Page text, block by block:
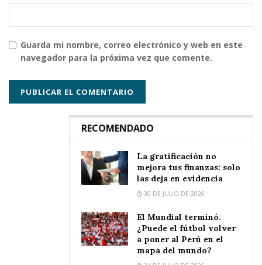
Guarda mi nombre, correo electrónico y web en este
navegador para la próxima vez que comente.
RECOMENDADO
La gratificación no
mejora tus finanzas: solo
las deja en evidencia
30 DE JULIO DE 2026
El Mundial terminó.
¿Puede el fútbol volver
a poner al Perú en el
mapa del mundo?